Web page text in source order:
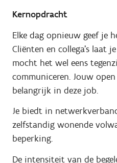
Kernopdracht
Elke dag opnieuw geef je
Cliënten en collega’s laat
mocht het wel eens
communiceren. Jouw
belangrijk in deze job.
Je biedt in
zelfstandig wonende
beperking.
De intensiteit van de